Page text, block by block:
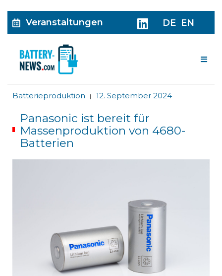
Veranstaltungen DE EN
Batterieproduktion | 12. September 2024
Panasonic ist bereit für
Massenproduktion von 4680-
Batterien